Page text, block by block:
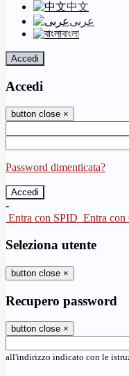
中文
عربى
বাংলা
Accedi
Accedi
button close ×
Password dimenticata?
-
Entra con SPID Entra con
Seleziona utente
button close ×
Recupero password
button close ×
all'indirizzo indicato con le